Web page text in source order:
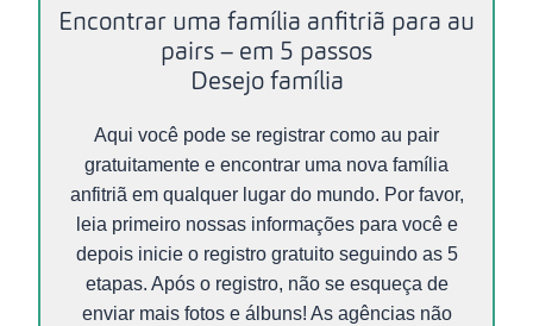
Encontrar uma família anfitriã para au
pairs – em 5 passos
Desejo família
Aqui você pode se registrar como au pair
gratuitamente e encontrar uma nova família
anfitriã em qualquer lugar do mundo. Por favor,
leia primeiro nossas informações para você e
depois inicie o registro gratuito seguindo as 5
etapas. Após o registro, não se esqueça de
enviar mais fotos e álbuns! As agências não